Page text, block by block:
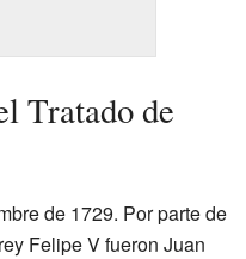
Tratado de
de 1729. Por parte de
Felipe V fueron Juan